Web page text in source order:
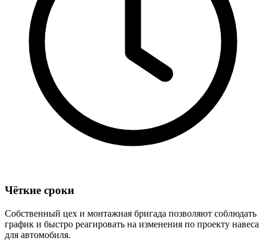
Чёткие сроки
Собственный цех и монтажная бригада позволяют соблюдать
график и быстро реагировать на изменения по проекту навеса
для автомобиля.